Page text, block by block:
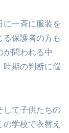
に一斉に服装を
る保護者の方も
が問われる中
時期の判断に悩
して子供たちの
学校で衣替え